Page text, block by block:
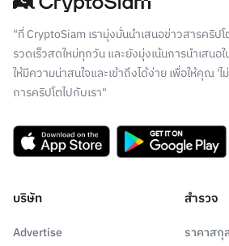
"ที่ CryptoSiam เรามุ่งมั่นนำเสนอข่าวสารคริป
รวดเร็วสดใหม่ทุกวัน และยังมุ่งเน้นการนำเสนอ
ให้มีความน่าสนใจและเข้าถึงได้ง่าย เพื่อให้คุณ '
การคริปโตไปกับเรา"
บริษัท
Advertise
สำรวจ
ราคาสกุ